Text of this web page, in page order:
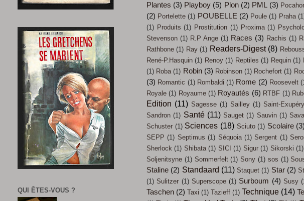
Plantes (3) Playboy (5) Plon (2) PML (3)
(2) Portelette (1) POUBELLE (2) Poule (1) Praha
(1) Produits (1) Prostitution (1) Proxima (1)
Stevenson (1) R.P Ange (1) Races (3) Rachis (1)
Rathbone (1) Ray (1) Readers-Digest (8)
René-P.Hasquin (1) Renoy (1) Reptiles (1) Requin (1)
(1) Roba (1) Robin (3) Robinson (1) Rochefort (1)
(3) Romantic (1) Rombaldi (1) Rome (2) Roosevelt
Royale (1) Royaume (1) Royautés (6) RTBF (1)
Edition (11) Sagesse (1) Sailley (1) Saint-Exupéry
Sandron (1) Santé (11) Sauget (1) Sauvin (1)
Schuster (1) Sciences (18) Sciuto (1) Scolaire (3)
SEPP (1) Septimus (1) Séquoia (1) Sergent (1)
Sherlock (1) Shibata (1) SICI (1) Sigur (1) Sikorski (1)
Soljenitsyne (1) Sommerfelt (1) Sony (1) sos (1)
Staline (2) Standaard (11) Staquet (1) Star (2)
(1) Sulitzer (1) Superscope (1) Surboum (4) Susy
Taschen (2) Taxi (1) Tazieff (1) Technique (14)
QUI ÊTES-VOUS ?